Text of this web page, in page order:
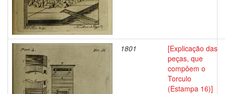
1801
[Explicação das
peças, que
compôem o
Torculo
(Estampa 16)]